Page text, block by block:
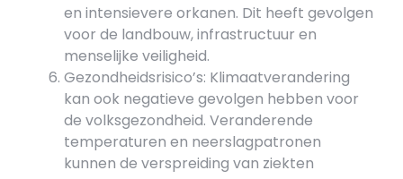
en intensievere orkanen. Dit heeft gevolgen
voor de landbouw, infrastructuur en
menselijke veiligheid.
Gezondheidsrisico’s: Klimaatverandering
kan ook negatieve gevolgen hebben voor
de volksgezondheid. Veranderende
temperaturen en neerslagpatronen
kunnen de verspreiding van ziekten